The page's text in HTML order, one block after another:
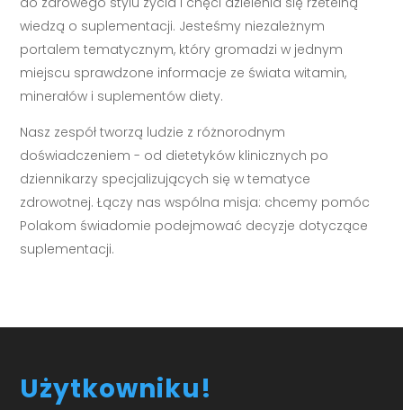
wiedzą o suplementacji. Jesteśmy niezależnym
portalem tematycznym, który gromadzi w jednym
miejscu sprawdzone informacje ze świata witamin,
minerałów i suplementów diety.
Nasz zespół tworzą ludzie z różnorodnym
doświadczeniem - od dietetyków klinicznych po
dziennikarzy specjalizujących się w tematyce
zdrowotnej. Łączy nas wspólna misja: chcemy pomóc
Polakom świadomie podejmować decyzje dotyczące
suplementacji.
Użytkowniku!